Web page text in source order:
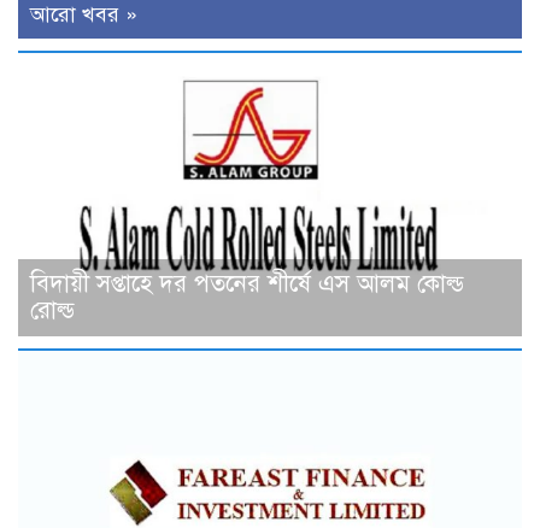
আরো খবর »
বিদায়ী সপ্তাহে দর পতনের শীর্ষে এস আলম কোল্ড
রোল্ড